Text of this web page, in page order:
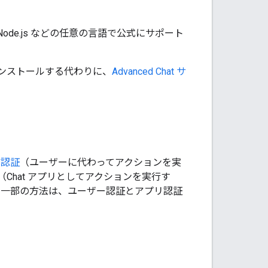
などの任意の言語で公式にサポート
トールする代わりに、 Advanced Chat サ
証 （ユーザーに代わってアクションを実
Chat アプリとしてアクションを実行す
部の方法は、ユーザー認証とアプリ認証